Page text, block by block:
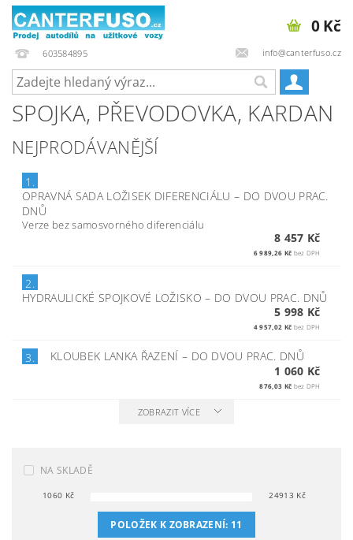
603584895 info@canterfuso.cz
0 Kč
SPOJKA, PŘEVODOVKA, KARDAN
NEJPRODÁVANĚJŠÍ
1.
OPRAVNÁ SADA LOŽISEK DIFERENCIÁLU– DO DVOU PRAC.
DNŮ
Verze bez samosvorného diferenciálu
8 457 Kč
6 989,26 Kč bez DPH
2.
HYDRAULICKÉ SPOJKOVÉ LOŽISKO– DO DVOU PRAC. DNŮ
5 998 Kč
4 957,02 Kč bez DPH
3. KLOUBEK LANKA ŘAZENÍ – DO DVOU PRAC. DNŮ
1 060 Kč
876,03 Kč bez DPH
ZOBRAZIT VÍCE
NA SKLADĚ
1060 Kč 24913 Kč
POLOŽEK K ZOBRAZENÍ: 11